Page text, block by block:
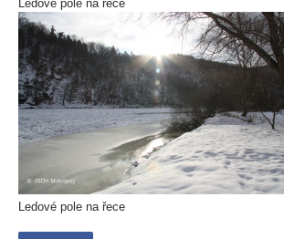
Ledové pole na řece
Ledové pole na řece